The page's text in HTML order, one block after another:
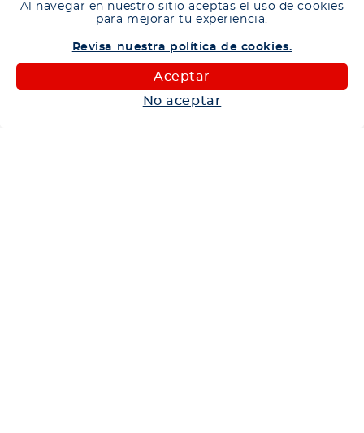
Al navegar en nuestro sitio aceptas el uso de cookies
para mejorar tu experiencia.
Revisa nuestra política de cookies.
Aceptar
No aceptar